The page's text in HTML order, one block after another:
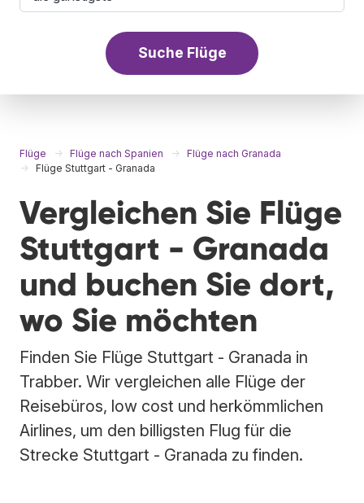
Suche Flüge
Flüge Flüge nach Spanien
Flüge nach Granada
Flüge Stuttgart - Granada
Vergleichen Sie Flüge
Stuttgart - Granada
und buchen Sie dort,
wo Sie möchten
Finden Sie Flüge Stuttgart - Granada in
Trabber. Wir vergleichen alle Flüge der
Reisebüros, low cost und herkömmlichen
Airlines, um den billigsten Flug für die
Strecke Stuttgart - Granada zu finden.